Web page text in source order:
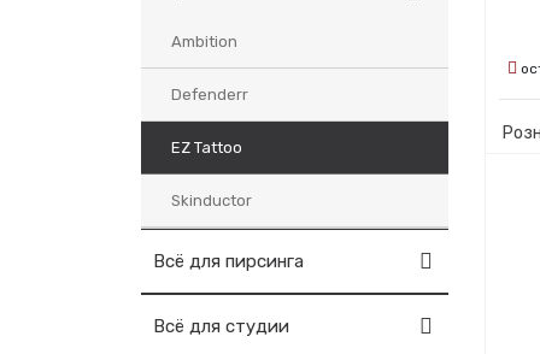
Ambition
Defenderr
EZ Tattoo
Skinductor
Всё для пирсинга
Всё для студии